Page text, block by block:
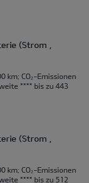
(Strom ,
km; CO₂-Emissionen
**** bis zu 443
(Strom ,
km; CO₂-Emissionen
**** bis zu 512